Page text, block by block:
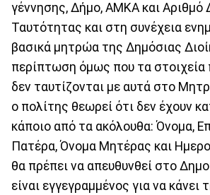
γέννησης, Δήμο, ΑΜΚΑ και Αριθμό
Ταυτότητας και στη συνέχεια
βασικά μητρώα της Δημόσιας
περίπτωση όμως που τα στοιχεία
δεν ταυτίζονται με αυτά στο
ο πολίτης θεωρεί ότι δεν έχουν
κάποιο από τα ακόλουθα: Όνομα,
Πατέρα, Όνομα Μητέρας και
θα πρέπει να απευθυνθεί στο
είναι εγγεγραμμένος για να κάνει